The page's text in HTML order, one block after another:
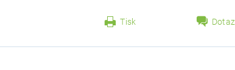
Tisk Dotaz